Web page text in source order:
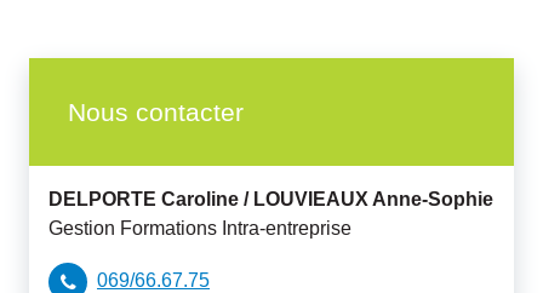
Nous contacter
DELPORTE Caroline / LOUVIEAUX Anne-Sophie
Gestion Formations Intra-entreprise
069/66.67.75